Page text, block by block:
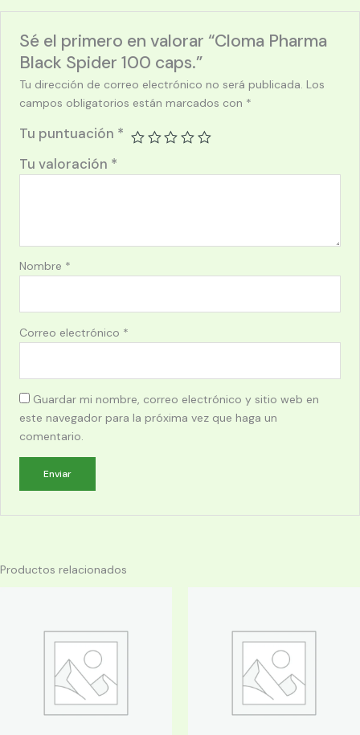
Sé el primero en valorar “Cloma Pharma
Black Spider 100 caps.”
Tu dirección de correo electrónico no será publicada. Los
campos obligatorios están marcados con *
Tu puntuación *
Tu valoración *
Nombre *
Correo electrónico *
Guardar mi nombre, correo electrónico y sitio web en
este navegador para la próxima vez que haga un
comentario.
Productos relacionados